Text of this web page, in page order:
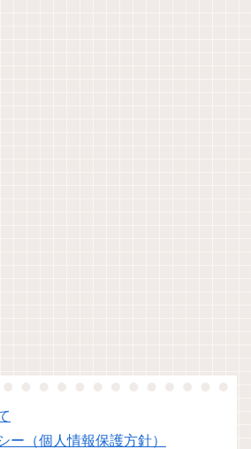
ー（個人情報保護方針）